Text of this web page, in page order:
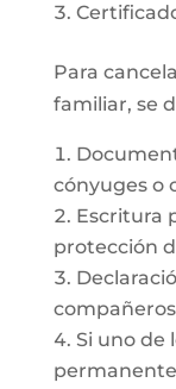
Para
familiar, se
cónyuges o
Escritura
protección
Si uno de